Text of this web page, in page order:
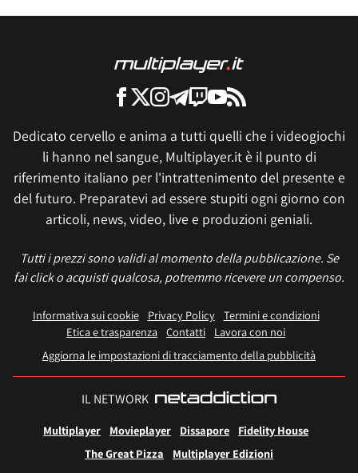
Dedicato cervello e anima a tutti quelli che i videogiochi
li hanno nel sangue, Multiplayer.it è il punto di
riferimento italiano per l'intrattenimento del presente e
del futuro. Preparatevi ad essere stupiti ogni giorno con
articoli, news, video, live e produzioni geniali.
Tutti i prezzi sono validi al momento della pubblicazione. Se
fai click o acquisti qualcosa, potremmo ricevere un compenso.
Informativa sui cookie Privacy Policy
Termini e condizioni
Etica e trasparenza Contatti
Lavora con noi
Aggiorna le impostazioni di tracciamento della pubblicità
IL NETWORK
Multiplayer Movieplayer Dissapore
Fidelity House
The Great Pizza
Multiplayer Edizioni